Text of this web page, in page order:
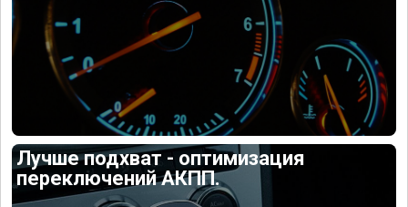
Лучше подхват - оптимизация
переключений АКПП.